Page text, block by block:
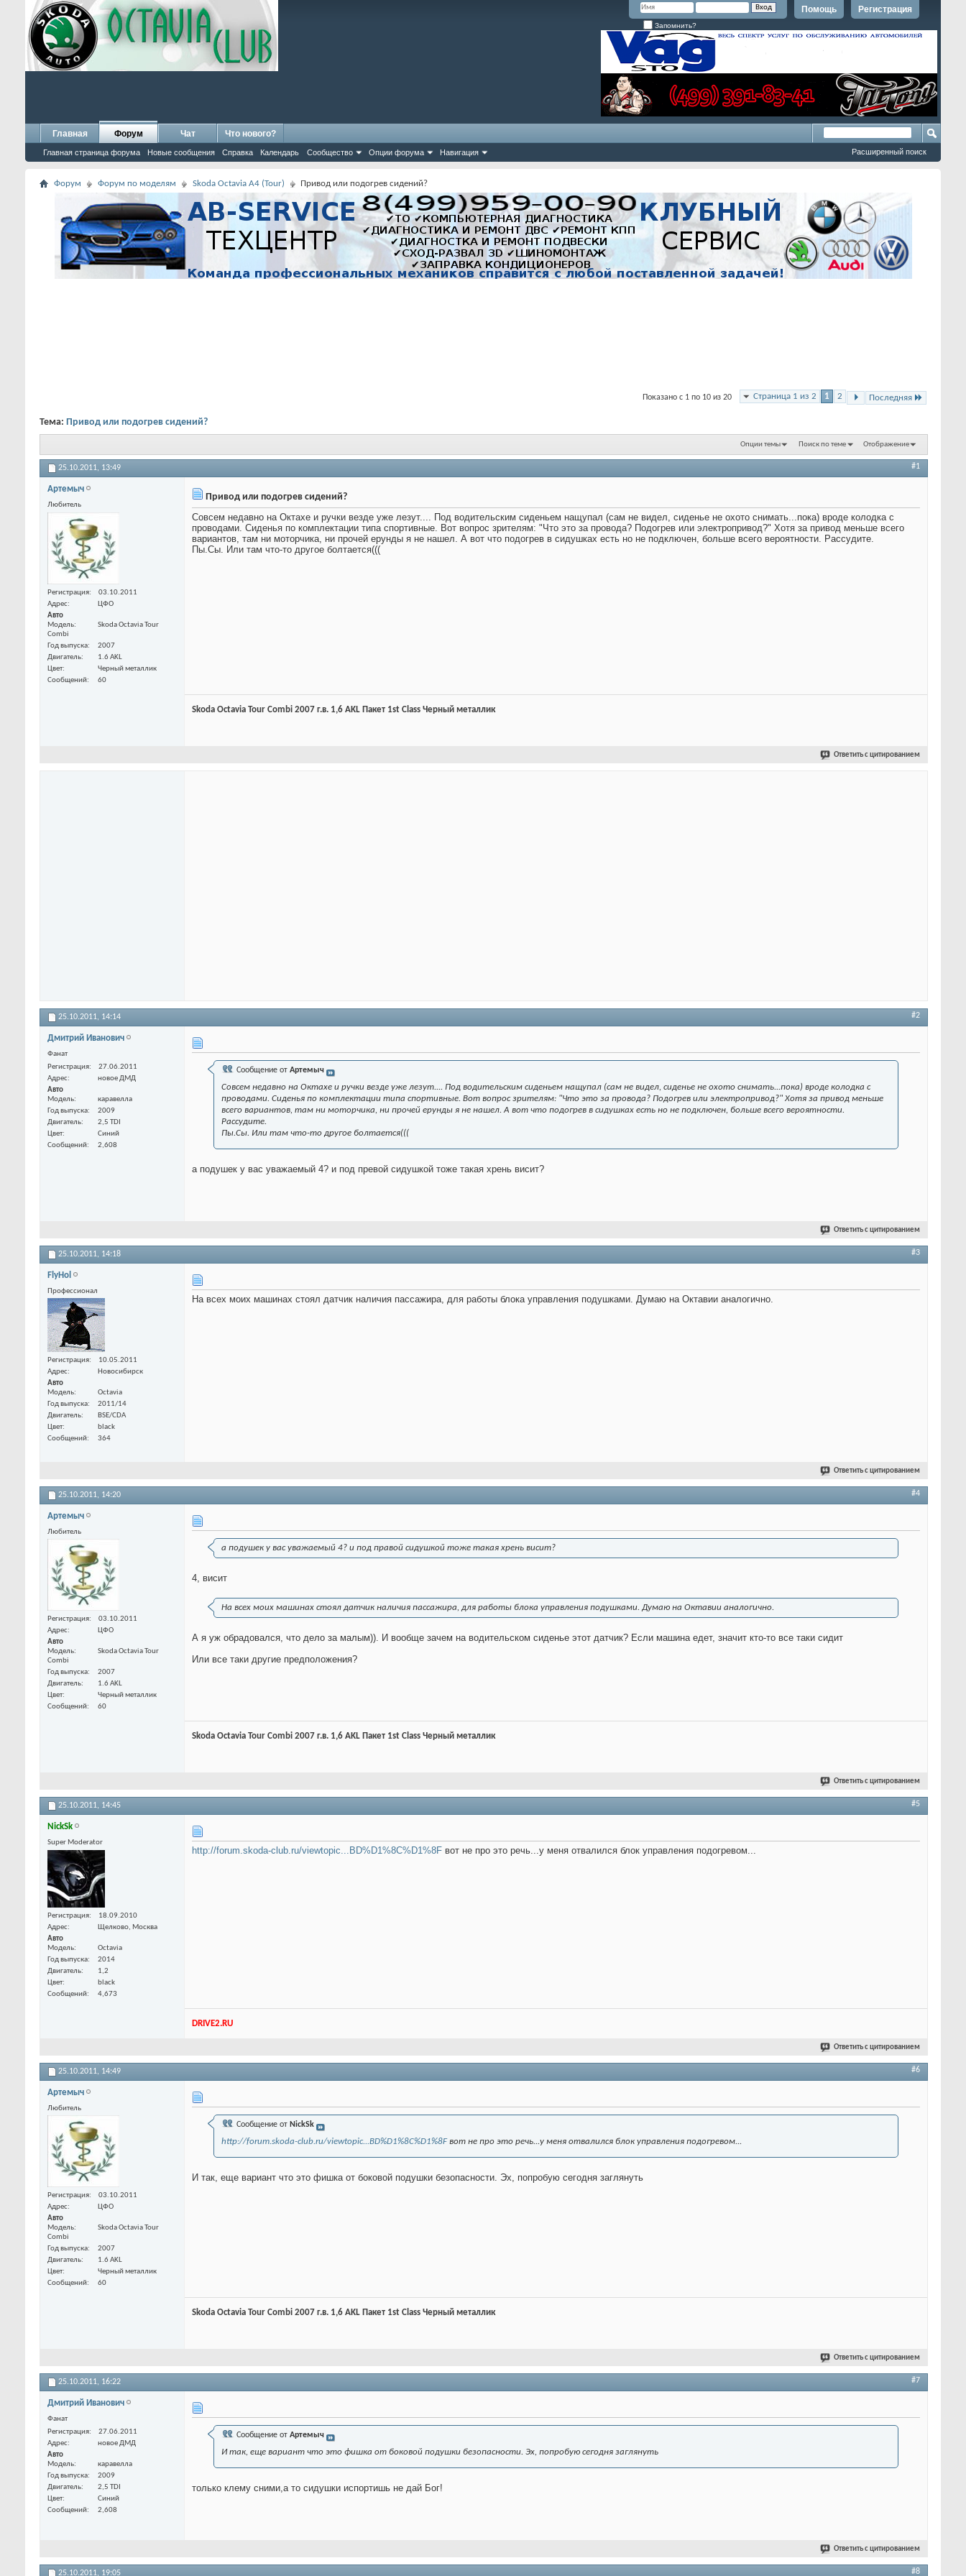
Регистрация
Помощь
Запомнить?
Главная Форум
Главная страница форума Новые сообщения Справка Календарь Сообщество Опции форума Навигация
Чат Что нового?
Расширенный поиск
Форум Форум по моделям Skoda Octavia A4 (Tour) Привод или подогрев сидений?
Страница 1 из 2 1 2 Последняя
Показано с 1 по 10 из 20
Тема: Привод или подогрев сидений?
Опции темы Поиск по теме Отображение
25.10.2011, 13:49 #1
Артемыч
Любитель
Регистрация
03.10.2011
Адрес
ЦФО
Авто
Модель
Skoda Octavia Tour
Combi
Год выпуска
2007
Двигатель
1.6 AKL
Цвет
Черный металлик
Сообщений
60
Привод или подогрев сидений?
Совсем недавно на Октахе и ручки везде уже лезут.... Под водительским сиденьем нащупал (сам не видел, сиденье не охото снимать...пока) вроде колодка с
проводами. Сиденья по комплектации типа спортивные. Вот вопрос зрителям: "Что это за провода? Подогрев или электропривод?" Хотя за привод меньше всего
вариантов, там ни моторчика, ни прочей ерунды я не нашел. А вот что подогрев в сидушках есть но не подключен, больше всего вероятности. Рассудите.
Пы.Сы. Или там что-то другое болтается(((
Skoda Octavia Tour Combi 2007 г.в. 1,6 AKL Пакет 1st Class Черный металлик
Ответить с цитированием
25.10.2011, 14:14 #2
Дмитрий Иванович
Фанат
Регистрация
27.06.2011
Адрес
новое ДМД
Авто
Модель
каравелла
Год выпуска
2009
Двигатель
2,5 TDI
Цвет
Синий
Сообщений
2,608
Сообщение от Артемыч
Совсем недавно на Октахе и ручки везде уже лезут.... Под водительским сиденьем нащупал (сам не видел, сиденье не охото снимать...пока) вроде колодка с
проводами. Сиденья по комплектации типа спортивные. Вот вопрос зрителям: "Что это за провода? Подогрев или электропривод?" Хотя за привод меньше
всего вариантов, там ни моторчика, ни прочей ерунды я не нашел. А вот что подогрев в сидушках есть но не подключен, больше всего вероятности.
Рассудите.
Пы.Сы. Или там что-то другое болтается(((
а подушек у вас уважаемый 4? и под превой сидушкой тоже такая хрень висит?
Ответить с цитированием
25.10.2011, 14:18 #3
FlyHol
Профессионал
Регистрация
10.05.2011
Адрес
Новосибирск
Авто
Модель
Octavia
Год выпуска
2011/14
Двигатель
BSE/CDA
Цвет
black
Сообщений
364
На всех моих машинах стоял датчик наличия пассажира, для работы блока управления подушками. Думаю на Октавии аналогично.
Ответить с цитированием
25.10.2011, 14:20 #4
Артемыч
Любитель
Регистрация
03.10.2011
Адрес
ЦФО
Авто
Модель
Skoda Octavia Tour
Combi
Год выпуска
2007
Двигатель
1.6 AKL
Цвет
Черный металлик
Сообщений
60
а подушек у вас уважаемый 4? и под правой сидушкой тоже такая хрень висит?
4, висит
На всех моих машинах стоял датчик наличия пассажира, для работы блока управления подушками. Думаю на Октавии аналогично.
А я уж обрадовался, что дело за малым)). И вообще зачем на водительском сиденье этот датчик? Если машина едет, значит кто-то все таки сидит
Или все таки другие предположения?
Skoda Octavia Tour Combi 2007 г.в. 1,6 AKL Пакет 1st Class Черный металлик
Ответить с цитированием
25.10.2011, 14:45 #5
NickSk
Super Moderator
Регистрация
18.09.2010
Адрес
Щелково, Москва
Авто
Модель
Octavia
Год выпуска
2014
Двигатель
1,2
Цвет
black
Сообщений
4,673
http://forum.skoda-club.ru/viewtopic...BD%D1%8C%D1%8F вот не про это речь...у меня отвалился блок управления подогревом...
DRIVE2.RU
Ответить с цитированием
25.10.2011, 14:49 #6
Артемыч
Любитель
Регистрация
03.10.2011
Адрес
ЦФО
Авто
Модель
Skoda Octavia Tour
Combi
Год выпуска
2007
Двигатель
1.6 AKL
Цвет
Черный металлик
Сообщений
60
Сообщение от NickSk
http://forum.skoda-club.ru/viewtopic...BD%D1%8C%D1%8Fвот не про это речь...у меня отвалился блок управления подогревом...
И так, еще вариант что это фишка от боковой подушки безопасности. Эх, попробую сегодня заглянуть
Skoda Octavia Tour Combi 2007 г.в. 1,6 AKL Пакет 1st Class Черный металлик
Ответить с цитированием
25.10.2011, 16:22 #7
Дмитрий Иванович
Фанат
Регистрация
27.06.2011
Адрес
новое ДМД
Авто
Модель
каравелла
Год выпуска
2009
Двигатель
2,5 TDI
Цвет
Синий
Сообщений
2,608
Сообщение от Артемыч
И так, еще вариант что это фишка от боковой подушки безопасности. Эх, попробую сегодня заглянуть
только клему сними,а то сидушки испортишь не дай Бог!
Ответить с цитированием
25.10.2011, 19:05 #8